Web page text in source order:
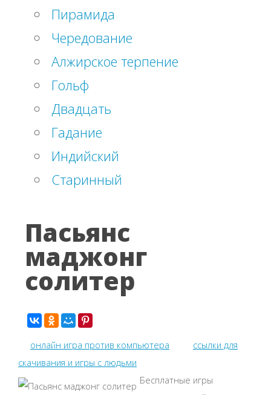
Пирамида
Чередование
Алжирское терпение
Гольф
Двадцать
Гадание
Индийский
Старинный
Пасьянс
маджонг
солитер
онлайн игра против компьютера
ссылки для
скачивания и игры с людьми
Бесплатные игры